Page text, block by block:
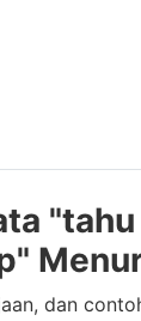
dan